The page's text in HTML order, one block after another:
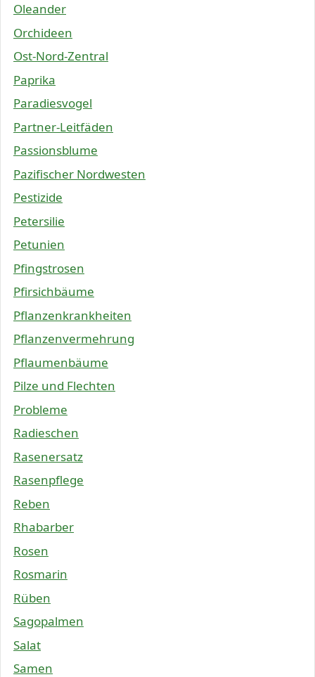
Oleander
Orchideen
Ost-Nord-Zentral
Paprika
Paradiesvogel
Partner-Leitfäden
Passionsblume
Pazifischer Nordwesten
Pestizide
Petersilie
Petunien
Pfingstrosen
Pfirsichbäume
Pflanzenkrankheiten
Pflanzenvermehrung
Pflaumenbäume
Pilze und Flechten
Probleme
Radieschen
Rasenersatz
Rasenpflege
Reben
Rhabarber
Rosen
Rosmarin
Rüben
Sagopalmen
Salat
Samen